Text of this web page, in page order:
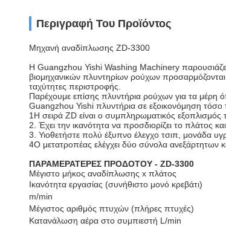
Περιγραφή Του Προϊόντος
Μηχανή αναδίπλωσης ZD-3300
Η Guangzhou Yishi Washing Machinery παρουσιάζει
βιομηχανικών πλυντηρίων ρούχων προσαρμόζονται
ταχύτητες περιστροφής.
Παρέχουμε επίσης πλυντήρια ρούχων για τα μέρη
Guangzhou Yishi πλυντήρια σε εξοικονόμηση
1Η σειρά ZD είναι ο συμπληρωματικός
2. Έχει την ικανότητα να προσδιορίζει το πλάτος
3. Υιοθετήστε πολύ έξυπνο έλεγχο τσιπ, μονάδα
4Ο μετατροπέας ελέγχει δύο σύνολα ανεξάρτητων
ΠΑΡΑΜΕΡΑΤΕΡΕΣ ΠΡΟΔΟΤΟΥ - ZD-3300
Μέγιστο μήκος αναδίπλωσης x πλάτος
Ικανότητα εργασίας (συνήθιστο μονό κρεβάτι)
m/min
Μέγιστος αριθμός πτυχών (πλήρες πτυχές)
Κατανάλωση αέρα στο συμπιεστή L/min